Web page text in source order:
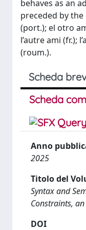
behaves as an
preceded by
(port.); el otro
l’autre ami (fr.);
(roum.).
Scheda
Scheda
Anno
2025
Titolo del
Syntax and
Constraints,
DOI